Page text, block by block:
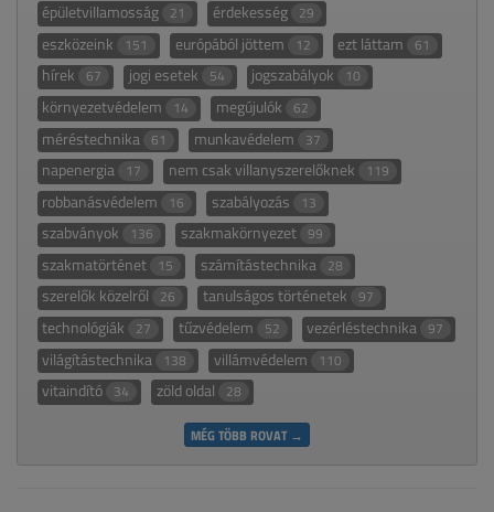
épületvillamosság 21 érdekesség 29
eszközeink 151 európából jöttem 12 ezt láttam 61
hírek 67 jogi esetek 54 jogszabályok 10
környezetvédelem 14 megújulók 62
méréstechnika 61 munkavédelem 37
napenergia 17 nem csak villanyszerelőknek 119
robbanásvédelem 16 szabályozás 13
szabványok 136 szakmakörnyezet 99
szakmatörténet 15 számítástechnika 28
szerelők közelről 26 tanulságos történetek 97
technológiák 27 tűzvédelem 52 vezérléstechnika 97
világítástechnika 138 villámvédelem 110
vitaindító 34 zöld oldal 28
MÉG TÖBB ROVAT →